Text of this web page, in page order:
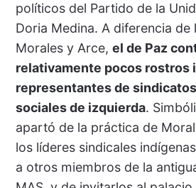
políticos del Partido de la
Doria Medina. A diferencia de
Morales y Arce, el de Paz
relativamente pocos rostros
representantes de
sociales de izquierda.
apartó de la práctica de
los líderes sindicales
a otros miembros de la